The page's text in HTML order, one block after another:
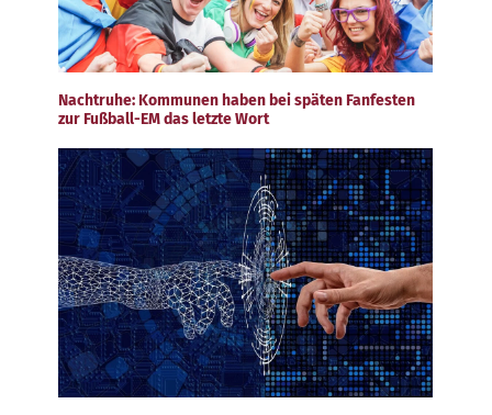
Nachtruhe: Kommunen haben bei späten Fanfesten
zur Fußball-EM das letzte Wort